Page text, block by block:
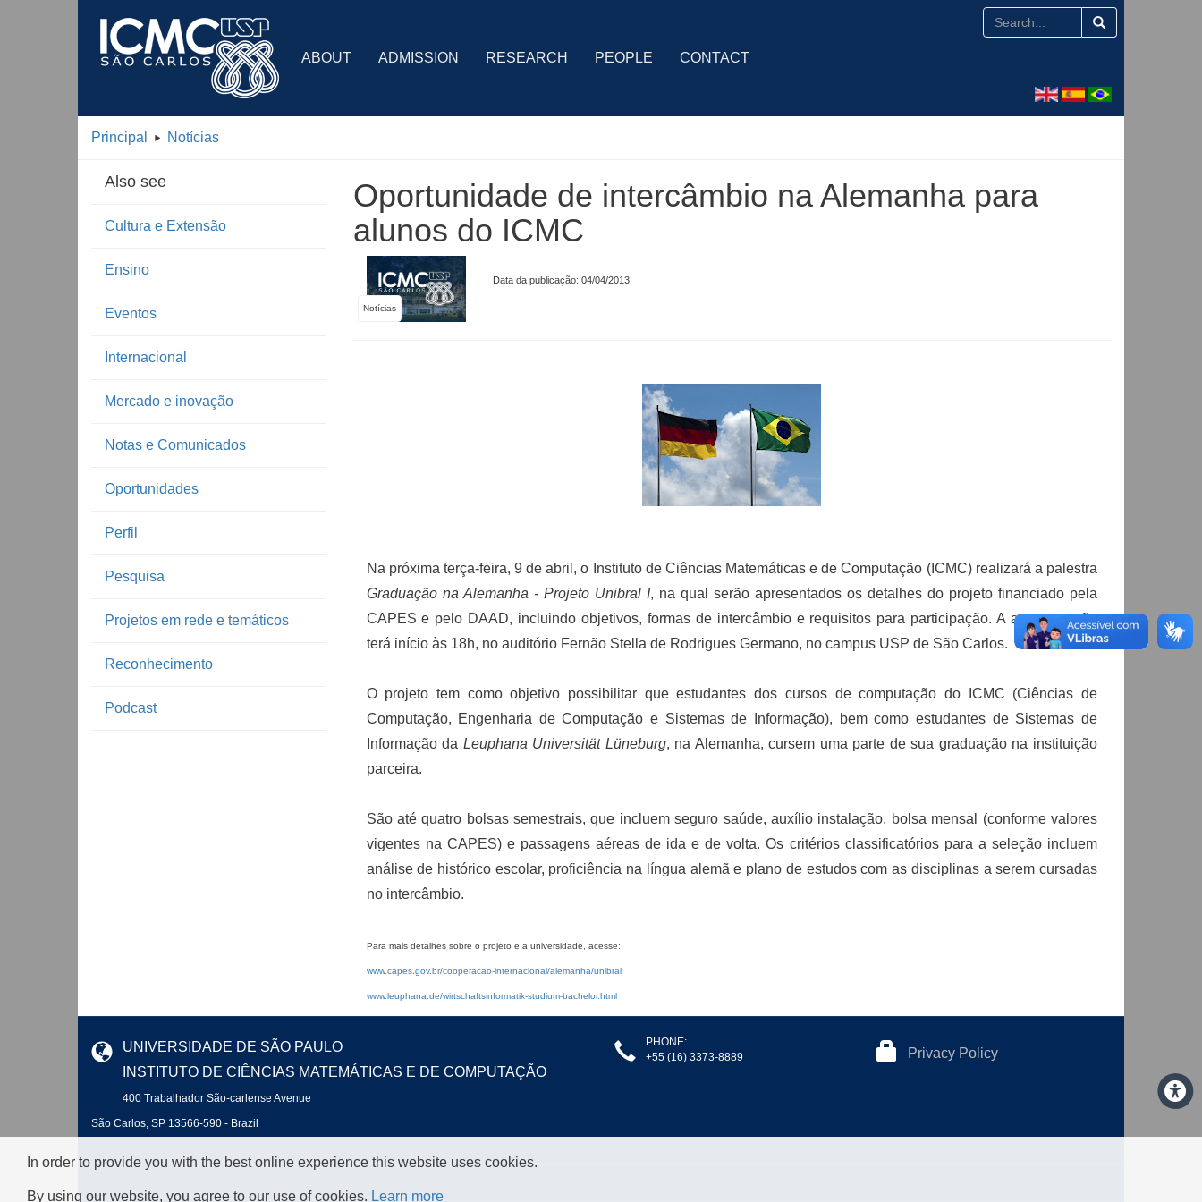
ABOUT ADMISSION RESEARCH PEOPLE CONTACT
Principal Notícias
Also see
Cultura e Extensão
Ensino
Eventos
Internacional
Mercado e inovação
Notas e Comunicados
Oportunidades
Perfil
Pesquisa
Projetos em rede e temáticos
Reconhecimento
Podcast
Oportunidade de intercâmbio na Alemanha para
alunos do ICMC
Notícias
Data da publicação: 04/04/2013
Na próxima terça-feira, 9 de abril, o Instituto de Ciências Matemáticas e de Computação (ICMC) realizará a palestra
Graduação na Alemanha - Projeto Unibral I, na qual serão apresentados os detalhes do projeto financiado pela
CAPES e pelo DAAD, incluindo objetivos, formas de intercâmbio e requisitos para participação. A apresentação
terá início às 18h, no auditório Fernão Stella de Rodrigues Germano, no campus USP de São Carlos.
O projeto tem como objetivo possibilitar que estudantes dos cursos de computação do ICMC (Ciências de
Computação, Engenharia de Computação e Sistemas de Informação), bem como estudantes de Sistemas de
Informação da Leuphana Universität Lüneburg, na Alemanha, cursem uma parte de sua graduação na instituição
parceira.
São até quatro bolsas semestrais, que incluem seguro saúde, auxílio instalação, bolsa mensal (conforme valores
vigentes na CAPES) e passagens aéreas de ida e de volta. Os critérios classificatórios para a seleção incluem
análise de histórico escolar, proficiência na língua alemã e plano de estudos com as disciplinas a serem cursadas
no intercâmbio.
Para mais detalhes sobre o projeto e a universidade, acesse:
www.capes.gov.br/cooperacao-internacional/alemanha/unibral
www.leuphana.de/wirtschaftsinformatik-studium-bachelor.html
UNIVERSIDADE DE SÃO PAULO
INSTITUTO DE CIÊNCIAS MATEMÁTICAS E DE COMPUTAÇÃO
400 Trabalhador São-carlense Avenue
São Carlos, SP 13566-590 - Brazil
PHONE:
+55 (16) 3373-8889
Privacy Policy
In order to provide you with the best online experience this website uses cookies.
By using our website, you agree to our use of cookies. Learn more